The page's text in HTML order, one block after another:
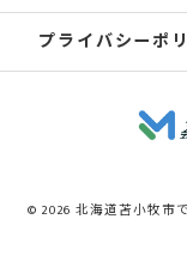
プライバシーポ
© 2026 北海道苫小牧市